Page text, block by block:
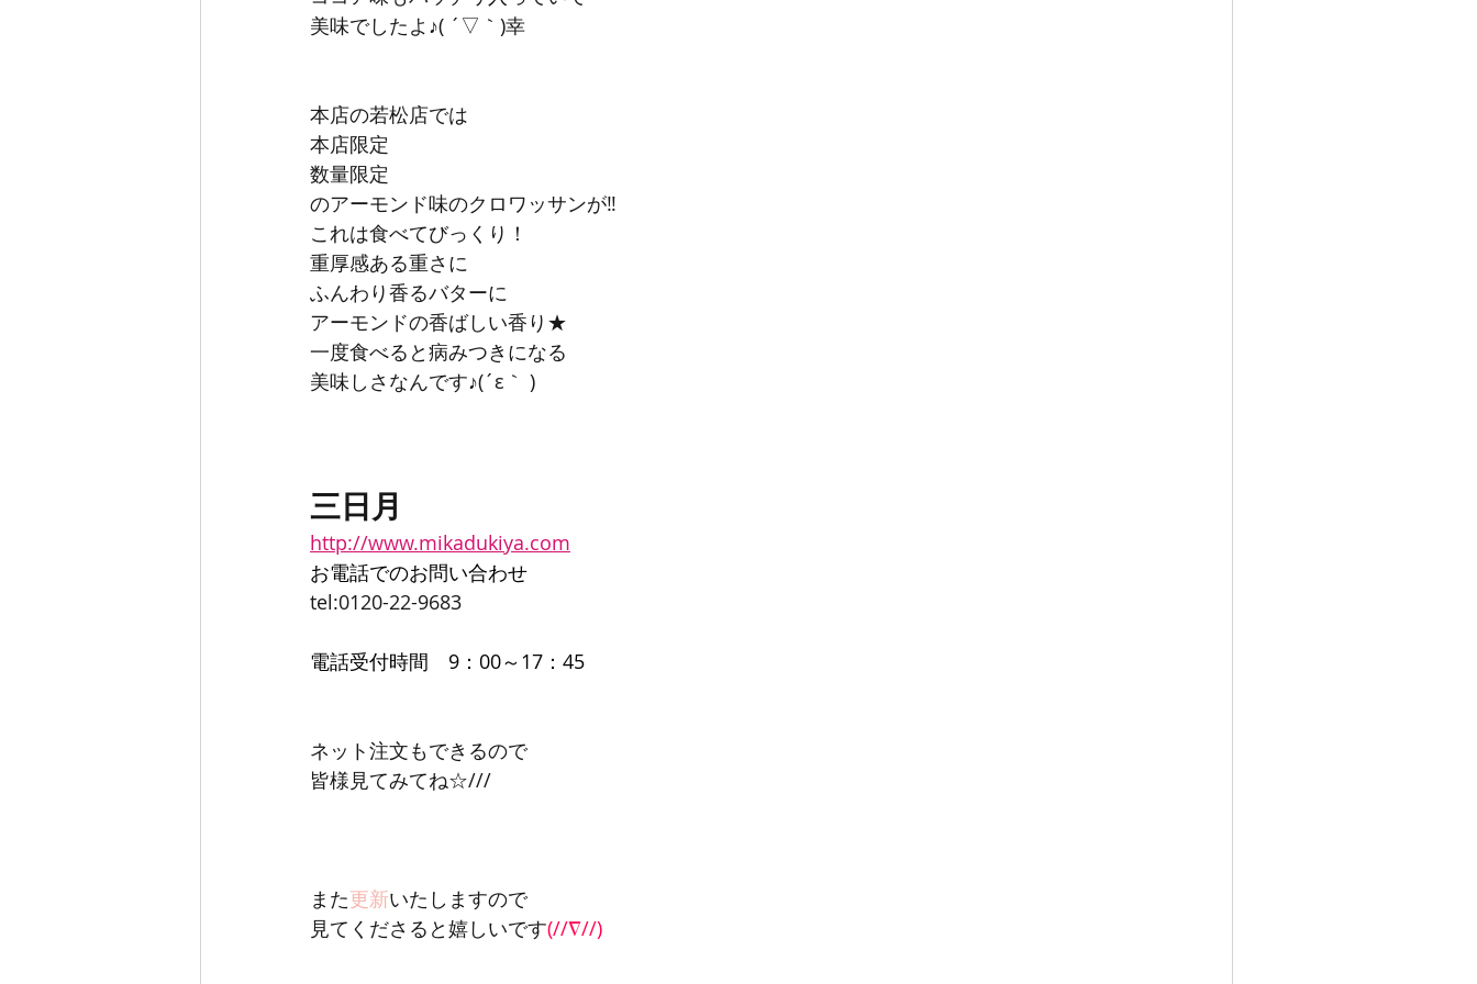
美味でしたよ♪( ´▽｀)幸
本店の若松店では
本店限定
数量限定
のアーモンド味のクロワッサンが‼︎
これは食べてびっくり！
重厚感ある重さに
ふんわり香るバターに
アーモンドの香ばしい香り★
一度食べると病みつきになる
美味しさなんです♪(´ε｀ )
三日月
http://www.mikadukiya.com
お電話でのお問い合わせ
tel:0120-22-9683
電話受付時間　9：00～17：45
ネット注文もできるので
皆様見てみてね☆///
また更新いたしますので
見てくださると嬉しいです(//∇//)